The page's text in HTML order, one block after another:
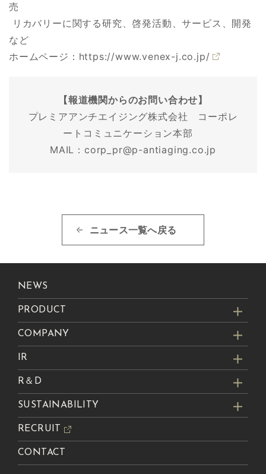
売
リカバリーに関する研究、啓発活動、サービス、開発
など
ホームページ： https://www.venex-j.co.jp/
【報道機関からのお問い合わせ】
プレミアアンチエイジング株式会社 コーポレ
ートコミュニケーション本部
MAIL：corp_pr@p-antiaging.co.jp
ニュース一覧へ戻る
NEWS
PRODUCT
COMPANY
IR
R＆D
SUSTAINABILITY
RECRUIT
CONTACT